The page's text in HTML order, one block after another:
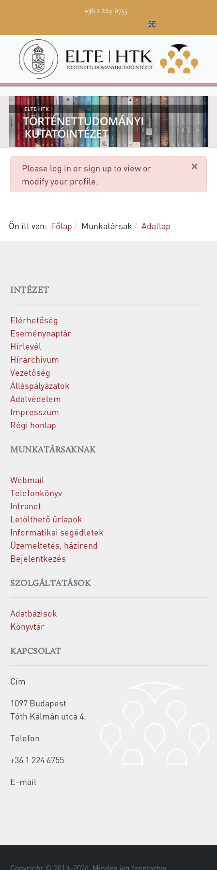
+36 1 224 6755
×
danger
Please log in or sign up to view or
modify your profile.
Ön itt van: Főlap Munkatársak Adatlap
INTÉZET
Elérhetőség
Eseménynaptár
Hírlevél
Hírarchívum
Vezetőség
Álláspályázatok
Adatvédelem
Impresszum
Régi honlap
MUNKATÁRSAKNAK
Webmail
Telefonkönyv
Intranet
Letölthető űrlapok
Informatikai segédletek
Üzemeltetés, házirend
Bejelentkezés
SZOLGÁLTATÁSOK
Adatbázisok
Könyvtár
KAPCSOLAT
Cím
1097 Budapest
Tóth Kálmán utca 4.
Telefon
+36 1 224 6755
E-mail